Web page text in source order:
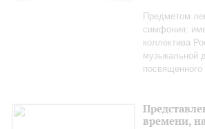
Предметом
симфония:
коллектива
музыкальной
времени,